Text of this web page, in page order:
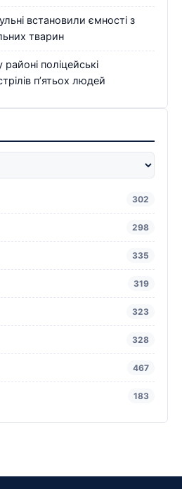
встановили ємності з
тварин
поліцейські
п’ятьох людей
302
298
335
319
323
328
467
183